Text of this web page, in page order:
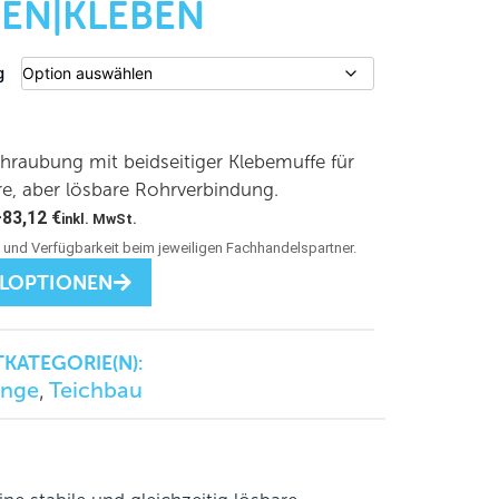
mit beidseitiger Klebemuffe für
aber lösbare Rohrverbindung.
83,12 €inkl. MwSt.
, Teichbau